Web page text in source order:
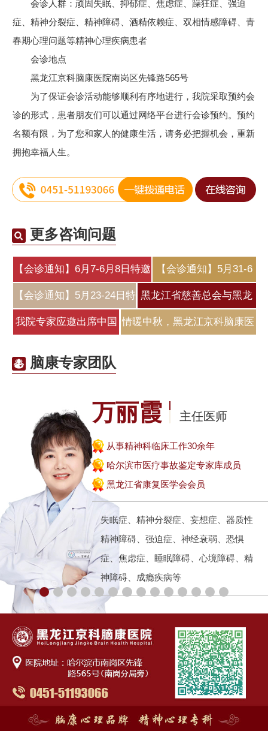
会诊人群：顽固失眠、抑郁症、焦虑症、躁狂症、强迫
症、精神分裂症、精神障碍、酒精依赖症、双相情感障碍、青
春期心理问题等精神心理疾病患者
会诊地点
黑龙江京科脑康医院南岗区先锋路565号
为了保证会诊活动能够顺利有序地进行，我院采取预约会
诊的形式，患者朋友们可以通过网络平台进行会诊预约。预约
名额有限，为了您和家人的健康生活，请务必把握机会，重新
拥抱幸福人生。
更多咨询问题
【会诊通知】6月7-6月8日特邀
北
【会诊通知】5月31-6
月2日特邀北
【会诊通知】5月23-24日特
邀原北
黑龙江省慈善总会与黑龙
江京科脑
我院专家应邀出席中国 情暖中秋，黑龙江京科脑康医
脑康专家团队
万丽霞 主任医师
从事精神科临床工作30余年
哈尔滨市医疗事故鉴定专家库成员
黑龙江省康复医学会会员
失眠症、精神分裂症、妄想症、器质性
精神障碍、强迫症、神经衰弱、恐惧
症、焦虑症、睡眠障碍、心境障碍、精
神障碍、成瘾疾病等